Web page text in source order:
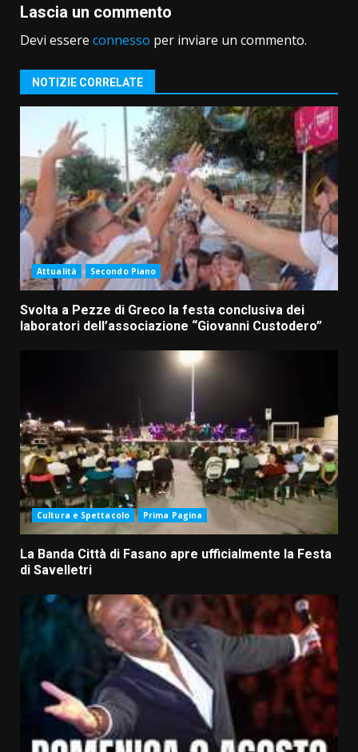
Lascia un commento
Devi essere connesso per inviare un commento.
NOTIZIE CORRELATE
Attualità Secondo Piano
Svolta a Pezze di Greco la festa conclusiva dei
laboratori dell’associazione “Giovanni Custodero”
Cultura e Spettacolo Prima Pagina
La Banda Città di Fasano apre ufficialmente la Festa
di Savelletri